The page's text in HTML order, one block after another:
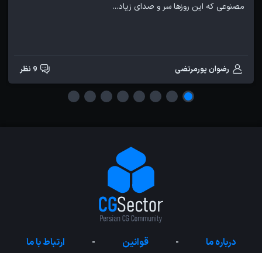
مصنوعی که این روزها سر و صدای زیاد...
رضوان پورمرتضی 9 نظر
درباره ما - قوانین - ارتباط با ما